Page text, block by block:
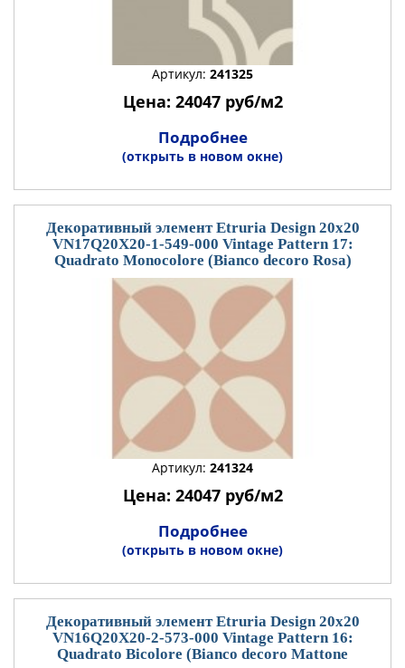
Артикул: 241325
Цена: 24047 руб/м2
Подробнее
(открыть в новом окне)
Декоративный элемент Etruria Design 20x20
VN17Q20X20-1-549-000 Vintage Pattern 17:
Quadrato Monocolore (Bianco decoro Rosa)
Артикул: 241324
Цена: 24047 руб/м2
Подробнее
(открыть в новом окне)
Декоративный элемент Etruria Design 20x20
VN16Q20X20-2-573-000 Vintage Pattern 16:
Quadrato Bicolore (Bianco decoro Mattone